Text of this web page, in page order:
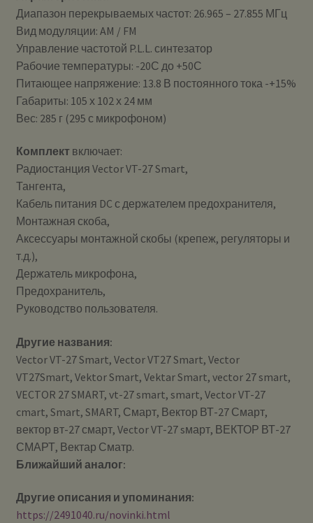
Диапазон перекрываемых частот: 26.965 – 27.855 МГц
Вид модуляции: AM / FM
Управление частотой P.L.L. синтезатор
Рабочие температуры: -20С до +50С
Питающее напряжение: 13.8 В постоянного тока -+15%
Габариты: 105 х 102 х 24 мм
Вес: 285 г (295 с микрофоном)
Комплектвключает:
Радиостанция Vector VT-27 Smart,
Тангента,
Кабель питания DC с держателем предохранителя,
Монтажная скоба,
Аксессуары монтажной скобы (крепеж, регуляторы и
т.д.),
Держатель микрофона,
Предохранитель,
Руководство пользователя.
Другие названия:
Vector VT-27 Smart, Vector VT27 Smart, Vector
VT27Smart, Vektor Smart, Vektar Smart, vector 27 smart,
VECTOR 27 SMART, vt-27 smart, smart, Vector VT-27
cmart, Smart, SMART, Смарт, Вектор ВТ-27 Смарт,
вектор вт-27 смарт, Vector VT-27 sмарт, ВЕКТОР ВТ-27
СМАРТ, Вектар Сматр.
Ближайший аналог:
Другие описания и упоминания:
https://2491040.ru/novinki.html